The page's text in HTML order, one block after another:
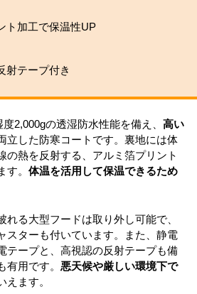
ト加工で保温性UP
射テープ付き
2,000gの透湿防水性能を備え、 高い
立した防寒コートです。裏地には体
の熱を反射する、アルミ箔プリント
す。 体温を活用して保温できるため
れる大型フードは取り外し可能で、
スターも付いています。また、静電
テープと、高視認の反射テープも備
有用です。 悪天候や厳しい環境下で
えます。